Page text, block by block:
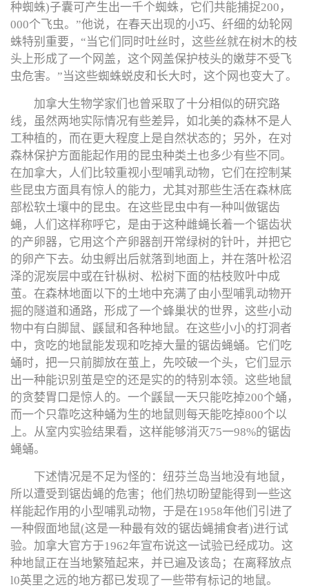
种蜘蛛)子囊可产生出一千个蜘蛛，它们共能捕捉200，
000个飞虫。”他说，在春天出现的小巧、纤细的幼轮网
蛛特别重要，“当它们同时吐丝时，这些丝就在树木的枝
头上形成了一个网盖，这个网盖保护枝头的嫩芽不受飞
虫危害。”当这些蜘蛛蜕皮和长大时，这个网也变大了。
加拿大生物学家们也曾采取了十分相似的研究路
线，虽然两地实际情况有些差异，如北美的森林不是人
工种植的，而在更大程度上是自然状态的；另外，在对
森林保护方面能起作用的昆虫种类土也多少有些不同。
在加拿大，人们比较重视小型哺乳动物，它们在控制某
些昆虫方面具有惊人的能力，尤其对那些生活在森林底
部松软土壤中的昆虫。在这些昆虫中有一种叫做锯齿
蝇，人们这样称呼它，是由于这种雌蝇长着一个锯齿状
的产卵器，它用这个产卵器剖开常绿树的针叶，并把它
的卵产下去。幼虫孵出后就落到地面上，并在落叶松沼
泽的泥炭层中或在针枞树、松树下面的枯枝败叶中成
茧。在森林地面以下的土地中充满了由小型哺乳动物开
掘的隧道和通路，形成了一个蜂巢状的世界，这些小动
物中有白脚鼠、鼷鼠和各种地鼠。在这些小小的打洞者
中，贪吃的地鼠能发现和吃掉大量的锯齿蝇蛹。它们吃
蛹时，把一只前脚放在茧上，先咬破一个头，它们显示
出一种能识别茧是空的还是实的的特别本领。这些地鼠
的贪婪胃口是惊人的。一个鼷鼠一天只能吃掉200个蛹，
而一个只靠吃这种蛹为生的地鼠则每天能吃掉800个以
上。从室内实验结果看，这样能够消灭75一98%的锯齿
蝇蛹。
下述情况是不足为怪的：纽芬兰岛当地没有地鼠，
所以遭受到锯齿蝇的危害；他们热切盼望能得到一些这
样能起作用的小型哺乳动物，于是在1958年他们引进了
一种假面地鼠(这是一种最有效的锯齿蝇捕食者)进行试
验。加拿大官方于1962年宣布说这一试验已经成功。这
种地鼠正在当地繁殖起来，并已遍及该岛；在离释放点
l0英里之远的地方都已发现了一些带有标记的地鼠。